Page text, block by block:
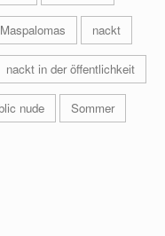
Maspalomas nackt
nackt in der öffentlichkeit
nude Sommer